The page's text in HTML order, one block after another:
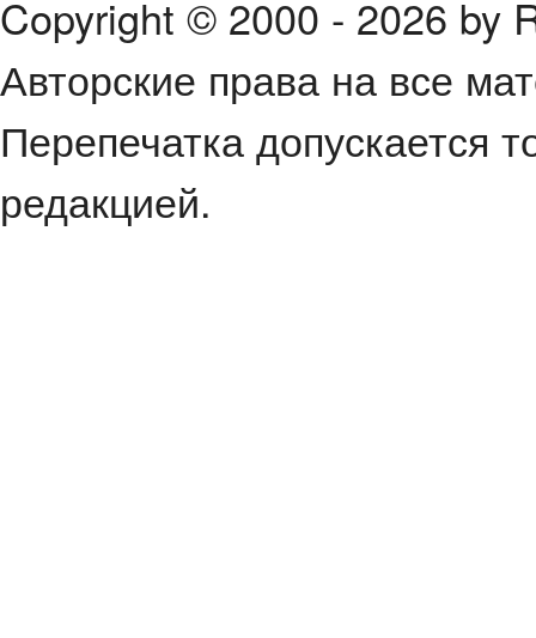
Copyright © 2000 - 2026 by
Авторские права на все
Перепечатка допускается
редакцией.